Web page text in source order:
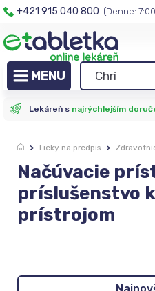
+421 915 040 800 (Denne:
Lekáreň s najrýchlejším
> Lieky na predpis >
Načúvacie
príslušenstvo
prístrojom
Zoradenie